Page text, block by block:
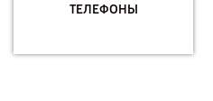
ТЕЛЕФОНЫ